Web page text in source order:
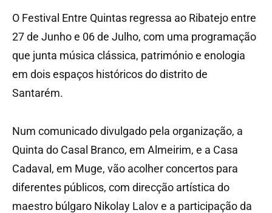
O Festival Entre Quintas regressa ao Ribatejo entre
27 de Junho e 06 de Julho, com uma programação
que junta música clássica, património e enologia
em dois espaços históricos do distrito de
Santarém.
Num comunicado divulgado pela organização, a
Quinta do Casal Branco, em Almeirim, e a Casa
Cadaval, em Muge, vão acolher concertos para
diferentes públicos, com direcção artística do
maestro búlgaro Nikolay Lalov e a participação da